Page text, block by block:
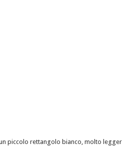
piccolo rettangolo bianco, molto